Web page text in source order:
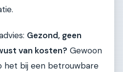
Gezond, geen
van kosten? Gewoon
het bij een betrouwbare